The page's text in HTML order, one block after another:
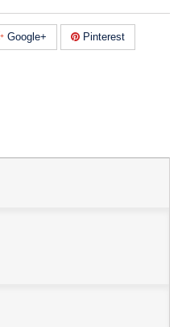
Google+ Pinterest